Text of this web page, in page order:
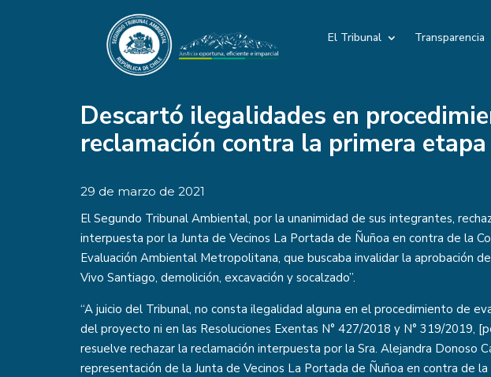
El Tribunal Transparencia
Descartó ilegalidades en
reclamación contra la primera
29 de marzo de 2021
El Segundo Tribunal Ambiental, por la unanimidad de sus integrantes,
interpuesta por la Junta de Vecinos La Portada de Ñuñoa en contra de la
Evaluación Ambiental Metropolitana, que buscaba invalidar la aprobación
Vivo Santiago, demolición, excavación y socalzado”.
“A juicio del Tribunal, no consta ilegalidad alguna en el procedimiento de
del proyecto ni en las Resoluciones Exentas N° 427/2018 y N° 319/2019,
resuelve rechazar la reclamación interpuesta por la Sra. Alejandra Donoso
representación de la Junta de Vecinos La Portada de Ñuñoa en contra de